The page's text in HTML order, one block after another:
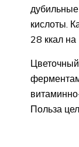
кислоты.
28 ккал на
Польза